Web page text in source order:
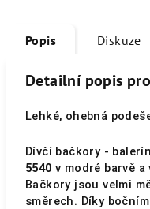
Popis Diskuze
Detailní popis
Lehké, ohebná
Dívčí bačkory -
5540 v modré barvě
Bačkory jsou velmi
směrech. Díky